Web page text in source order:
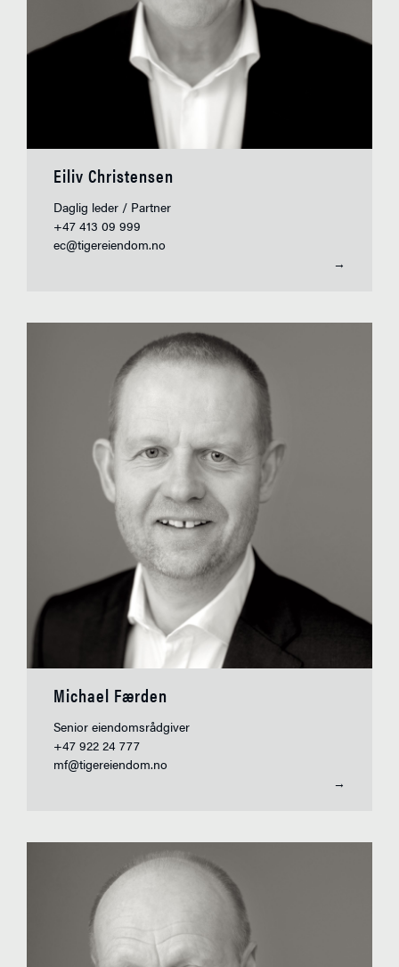
Eiliv Christensen
Daglig leder / Partner
+47 413 09 999
ec@tigereiendom.no
→
Michael Færden
Senior eiendomsrådgiver
+47 922 24 777
mf@tigereiendom.no
→